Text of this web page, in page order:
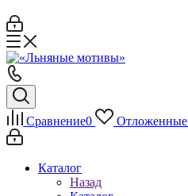
Сравнение0 Отложенные
Каталог
Назад